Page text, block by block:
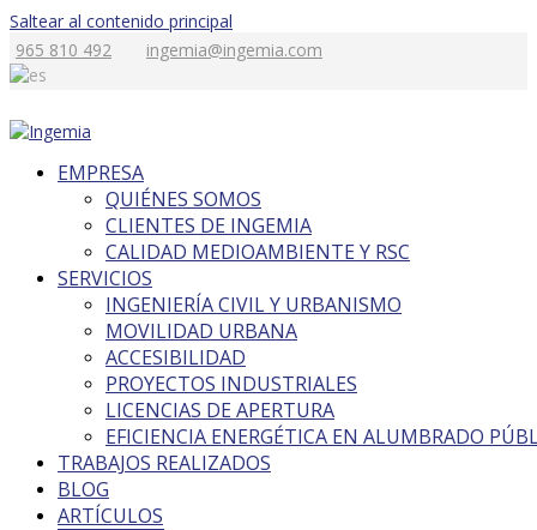
Saltear al contenido principal
965 810 492
ingemia@ingemia.com
EMPRESA
QUIÉNES SOMOS
CLIENTES DE INGEMIA
CALIDAD MEDIOAMBIENTE Y RSC
SERVICIOS
INGENIERÍA CIVIL Y URBANISMO
MOVILIDAD URBANA
ACCESIBILIDAD
PROYECTOS INDUSTRIALES
LICENCIAS DE APERTURA
EFICIENCIA ENERGÉTICA EN ALUMBRADO
TRABAJOS REALIZADOS
BLOG
ARTÍCULOS